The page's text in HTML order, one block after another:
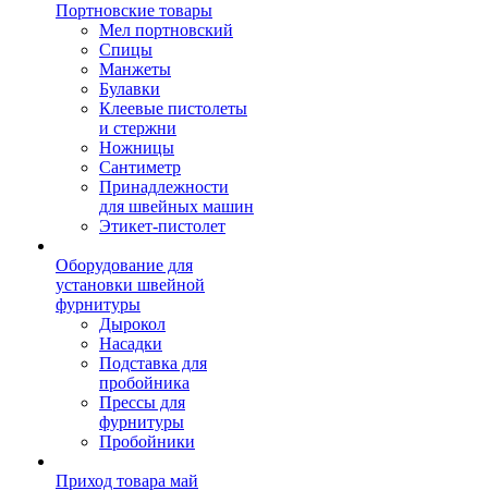
Портновские товары
Мел портновский
Спицы
Манжеты
Булавки
Клеевые пистолеты
и стержни
Ножницы
Сантиметр
Принадлежности
для швейных машин
Этикет-пистолет
Оборудование для
установки швейной
фурнитуры
Дырокол
Насадки
Подставка для
пробойника
Прессы для
фурнитуры
Пробойники
Приход товара май